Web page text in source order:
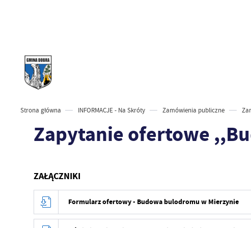
Strona główna INFORMACJE - Na Skróty Zamówienia publiczne
Zapytanie ofertowe
ZAŁĄCZNIKI
Formularz ofertowy - Budowa bulodromu w Mierzynie